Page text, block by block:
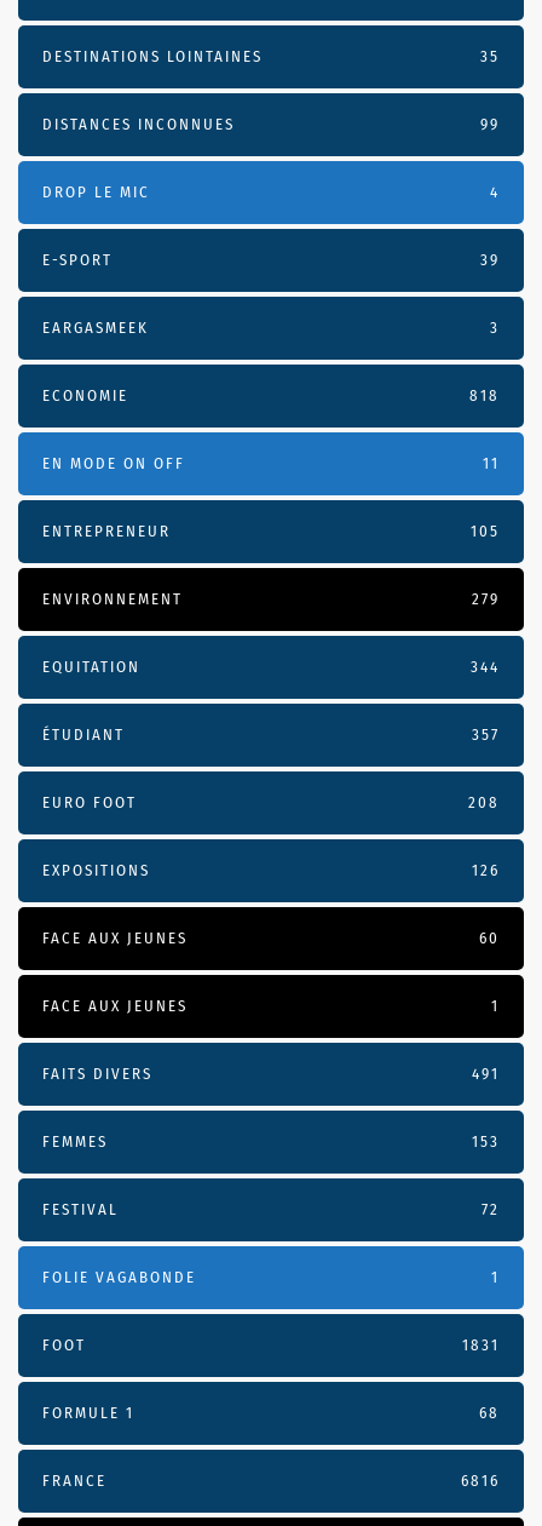
DESTINATIONS LOINTAINES 35
DISTANCES INCONNUES 99
DROP LE MIC 4
E-SPORT 39
EARGASMEEK 3
ECONOMIE 818
EN MODE ON OFF 11
ENTREPRENEUR 105
ENVIRONNEMENT 279
EQUITATION 344
ÉTUDIANT 357
EURO FOOT 208
EXPOSITIONS 126
FACE AUX JEUNES 60
FACE AUX JEUNES 1
FAITS DIVERS 491
FEMMES 153
FESTIVAL 72
FOLIE VAGABONDE 1
FOOT 1831
FORMULE 1 68
FRANCE 6816